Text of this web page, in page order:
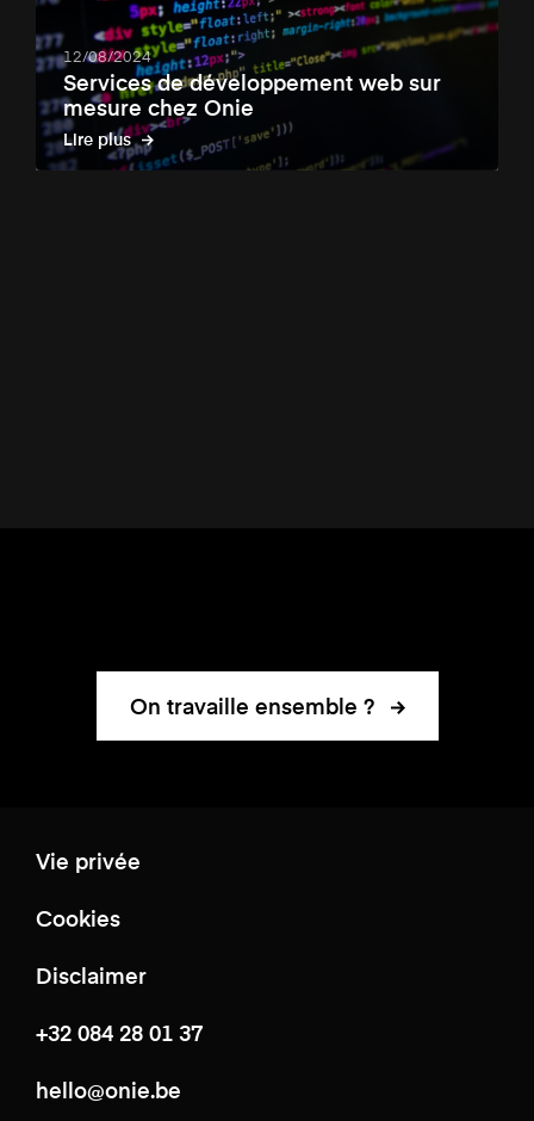
12/08/2024
Services de développement web sur
mesure chez Onie
Lire plus
On travaille ensemble ?
Vie privée
Cookies
Disclaimer
+32 084 28 01 37
hello@onie.be